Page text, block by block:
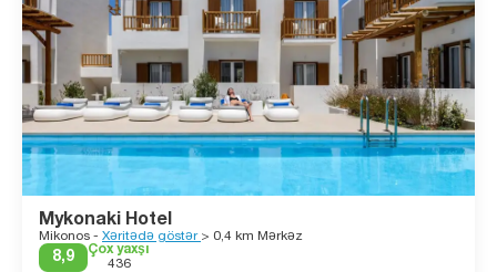
Mykonaki Hotel
Mikonos - Xəritədə göstər > 0,4 km Mərkəz
8,9
Çox yaxşı
436